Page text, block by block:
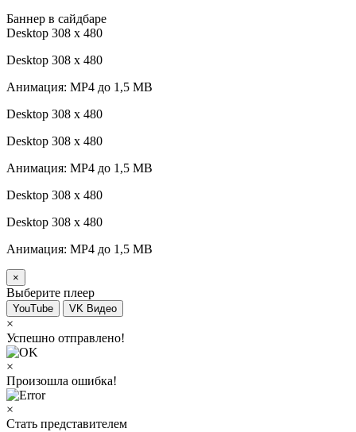
Баннер в сайдбаре
Desktop 308 х 480
Desktop 308 х 480
Анимация: MP4 до 1,5 MB
Desktop 308 х 480
Desktop 308 х 480
Анимация: MP4 до 1,5 MB
Desktop 308 х 480
Desktop 308 х 480
Анимация: MP4 до 1,5 MB
×
Выберите плеер
YouTube VK Видео
×
Успешно отправлено!
×
Произошла ошибка!
×
Стать представителем